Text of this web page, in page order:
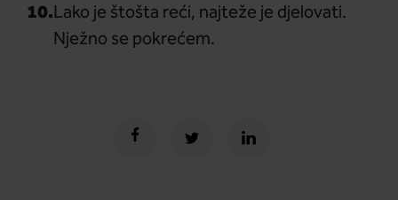
Lako je štošta reći, najteže je djelovati.
Nježno se pokrećem.